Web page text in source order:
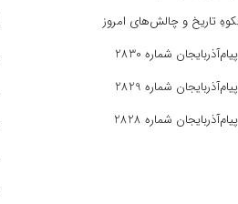
تاریخ و چالش‌های امروز
شماره 2830
شماره 2829
شماره 2828